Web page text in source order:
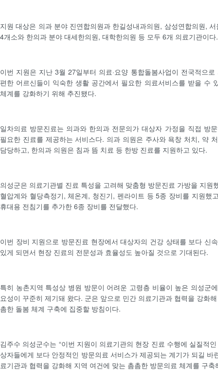
지원 대상은 의과 분야 진연합의원과 한길성내과의원, 삼성연합의원,
4개소와 한의과 분야 대세한의원, 대학한의원 등 모두 6개 의료기관이다.
이번 지원은 지난 3월 27일부터 의료·요양 통합돌봄사업이 전국적으
편한 어르신들이 익숙한 생활 공간에서 필요한 의료서비스를 받을 수
체계를 강화하기 위해 추진됐다.
일차의료 방문진료는 의과와 한의과 전문의가 대상자 가정을 직접 방
필요한 진료를 제공하는 서비스다. 의과 의원은 주사와 욕창 처치, 약
담당하고, 한의과 의원은 침과 뜸 치료 등 한방 진료를 지원하고 있다.
의성군은 의료기관별 진료 특성을 고려해 맞춤형 방문진료 가방을 지원
혈압계와 혈당측정기, 체온계, 청진기, 펜라이트 등 5종 장비를 지원했
휴대용 전침기를 추가한 6종 장비를 전달했다.
이번 장비 지원으로 방문진료 현장에서 대상자의 건강 상태를 보다 신
있게 되면서 현장 진료의 전문성과 효율성도 높아질 것으로 기대된다.
특히 농촌지역 특성상 병원 방문이 어려운 고령층 비율이 높은 의성군
요성이 꾸준히 제기돼 왔다. 군은 앞으로 민간 의료기관과 협력을 강화
촘한 돌봄 체계 구축에 집중할 방침이다.
김주수 의성군수는 “이번 지원이 의료기관의 현장 진료 수행에 실질적
상자들에게 보다 안정적인 방문의료 서비스가 제공되는 계기가 되길 바
료기관과 협력을 강화해 지역 여건에 맞는 촘촘한 방문의료 체계를 구축